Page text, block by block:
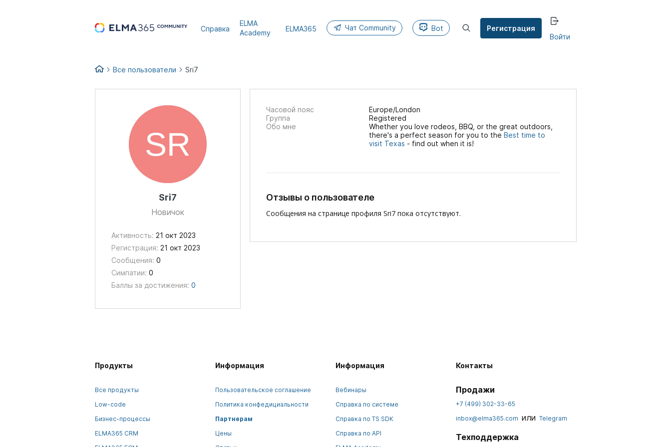
Справка
ELMA
Academy
ELMA365 Чат Community Bot
Регистрация
Войти
Все пользователи Sri7
Sri7
Новичок
Активность: 21 окт 2023
Регистрация: 21 окт 2023
Сообщения: 0
Симпатии: 0
Баллы за достижения: 0
Часовой пояс
Europe/London
Группа
Registered
Обо мне
Whether you love rodeos, BBQ, or the great outdoors,
there's a perfect season for you to the Best time to
visit Texas - find out when it is!
Отзывы о пользователе
Сообщения на странице профиля Sri7 пока отсутствуют.
Продукты
Все продукты
Low-code
Бизнес-процессы
ELMA365 CRM
Информация
Пользовательское соглашение
Политика конфедициальности
Партнерам
Цены
Информация
Вебинары
Справка по системе
Справка по TS SDK
Справка по API
Контакты
Продажи
+7 (499) 302-33-65
inbox@elma365.com или Telegram
Техподдержка